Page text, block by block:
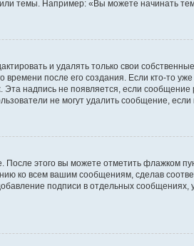
темы. Например: «Вы можете начинать
и удалять только свои
времени после его создания. Если кто-то
надпись не появляется, если
не могут удалить сообщение, если
этого вы можете отметить флажком
ко всем вашим сообщениям, сделав
подписи в отдельных сообщениях,